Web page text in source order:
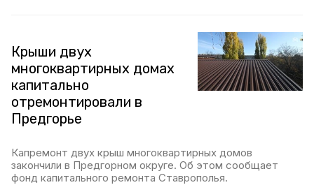
Крыши двух
многоквартирных домах
капитально
отремонтировали в
Предгорье
Капремонт двух крыш многоквартирных домов
закончили в Предгорном округе. Об этом сообщает
фонд капитального ремонта Ставрополья.